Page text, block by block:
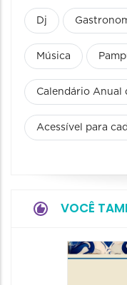
Dj
Música
Calendário Anual
Acessível para
VOCÊ